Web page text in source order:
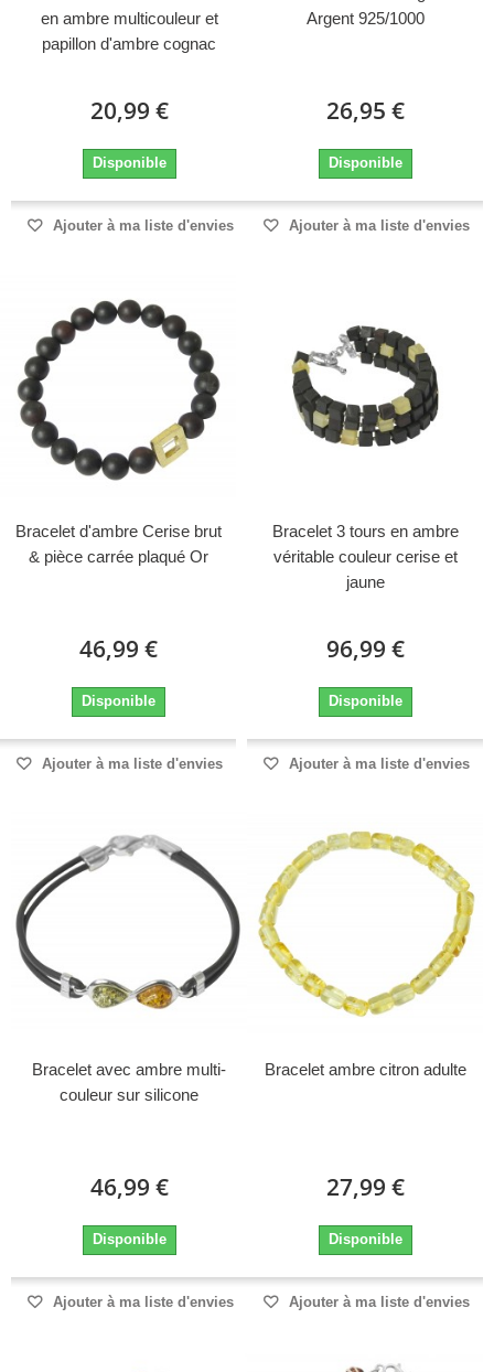
en ambre multicouleur et
papillon d'ambre cognac
20,99 €
Disponible
Ajouter à ma liste d'envies
Argent 925/1000
26,95 €
Disponible
Ajouter à ma liste d'envies
Bracelet d'ambre Cerise brut
& pièce carrée plaqué Or
46,99 €
Disponible
Ajouter à ma liste d'envies
Bracelet 3 tours en ambre
véritable couleur cerise et
jaune
96,99 €
Disponible
Ajouter à ma liste d'envies
Bracelet avec ambre multi-
couleur sur silicone
46,99 €
Disponible
Ajouter à ma liste d'envies
Bracelet ambre citron adulte
27,99 €
Disponible
Ajouter à ma liste d'envies